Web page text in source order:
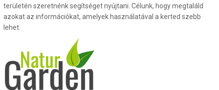
területén szeretnénk segítséget nyújtani. Célunk, hogy megtaláld
azokat az információkat, amelyek használatával a kerted szebb
lehet.